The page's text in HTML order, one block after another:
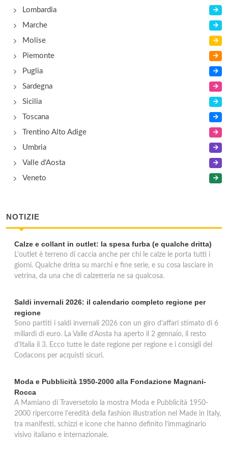
Lombardia
Marche
Molise
Piemonte
Puglia
Sardegna
Sicilia
Toscana
Trentino Alto Adige
Umbria
Valle d'Aosta
Veneto
NOTIZIE
Calze e collant in outlet: la spesa furba (e qualche dritta)
L'outlet è terreno di caccia anche per chi le calze le porta tutti i
giorni. Qualche dritta su marchi e fine serie, e su cosa lasciare in
vetrina, da una che di calzetteria ne sa qualcosa.
Saldi invernali 2026: il calendario completo regione per
regione
Sono partiti i saldi invernali 2026 con un giro d'affari stimato di 6
miliardi di euro. La Valle d'Aosta ha aperto il 2 gennaio, il resto
d'Italia il 3. Ecco tutte le date regione per regione e i consigli del
Codacons per acquisti sicuri.
Moda e Pubblicità 1950-2000 alla Fondazione Magnani-
Rocca
A Mamiano di Traversetolo la mostra Moda e Pubblicità 1950-
2000 ripercorre l’eredità della fashion illustration nel Made in Italy,
tra manifesti, schizzi e icone che hanno definito l’immaginario
visivo italiano e internazionale.